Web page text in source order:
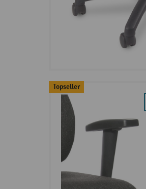
Topseller